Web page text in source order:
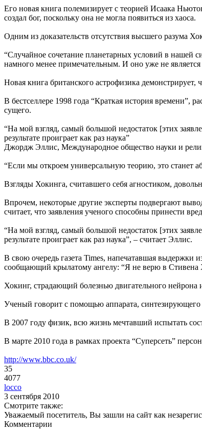
Его новая книга полемизирует с теорией Исаака
создал бог, поскольку она не могла появиться из хаоса.
Одним из доказательств отсутствия высшего разума
“Случайное сочетание планетарных условий в нашей
намного менее примечательным. И оно уже не является
Новая книга британского астрофизика
В бестселлере 1998 года “Краткая история
сущего.
“На мой взгляд, самый большой недостаток [этих
результате проиграет как раз наука”
Джордж Эллис, Международное общество науки и
“Если мы откроем универсальную теорию, это станет
Взгляды Хокинга, считавшего себя агностиком,
Впрочем, некоторые другие эксперты подвергают
считает, что заявления ученого способны принести
“На мой взгляд, самый большой недостаток [этих
результате проиграет как раз наука”, – считает Эллис.
В свою очередь газета Times, напечатавшая
сообщающий крылатому ангелу: “Я не верю в Стивена
Хокинг, страдающий болезнью двигательного нейрона
Ученый говорит с помощью аппарата, синтезирующего
В 2007 году физик, всю жизнь мечтавший испытать
В марте 2010 года в рамках проекта “Суперсеть”
http://www.bbc.co.uk/
35
4077
locco
3 сентября 2010
Смотрите также:
Уважаемый посетитель, Вы зашли на сайт как
Комментарии